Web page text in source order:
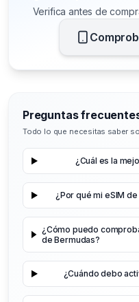
Verifica antes de
Preguntas
Todo lo que necesitas saber
¿Cuál es la
¿Por qué mi eSIM
¿Cómo puedo
de Bermudas?
¿Cuándo debo